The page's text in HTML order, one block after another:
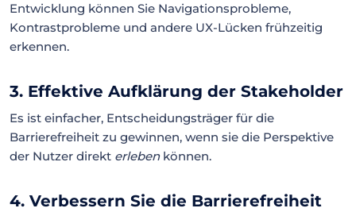
Entwicklung können Sie Navigationsprobleme,
Kontrastprobleme und andere UX-Lücken frühzeitig
erkennen.
3. Effektive Aufklärung der Stakeholder
Es ist einfacher, Entscheidungsträger für die
Barrierefreiheit zu gewinnen, wenn sie die Perspektive
der Nutzer direkt erlebenkönnen.
4. Verbessern Sie die Barrierefreiheit